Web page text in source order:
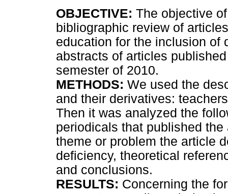
OBJECTIVE: The objective
bibliographic review of
education for the inclusion of
abstracts of articles
semester of 2010.
METHODS: We used the
and their derivatives:
Then it was analyzed the
periodicals that published
theme or problem the article
deficiency, theoretical
and conclusions.
RESULTS: Concerning the